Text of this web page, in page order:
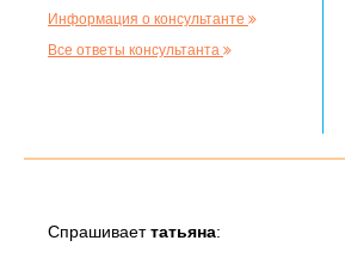
Информация о консультанте
Все ответы консультанта
Спрашиваеттатьяна: